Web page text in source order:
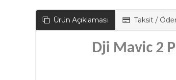
Ürün Açıklaması Taksit /
Dji Mavic 2